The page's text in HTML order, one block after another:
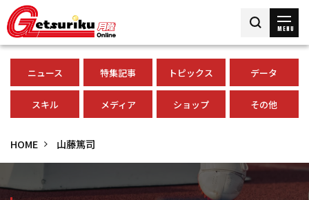
MENU
ニュース 特集記事 トピックス データ
スキル メディア ショップ その他
HOME 山藤篤司